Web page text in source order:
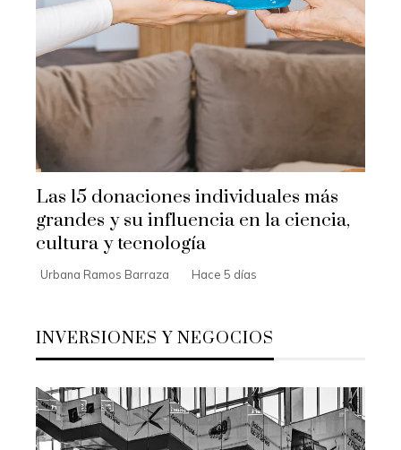
Las 15 donaciones individuales más
grandes y su influencia en la ciencia,
cultura y tecnología
Urbana Ramos Barraza Hace 5 días
INVERSIONES Y NEGOCIOS